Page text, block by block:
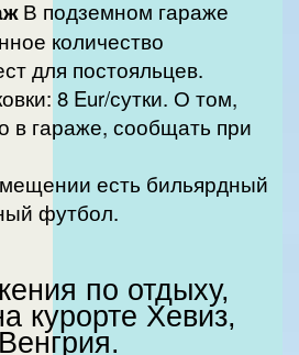
В подземном гараже
количество
для постояльцев.
О том,
футбол.
по отдыху,
курорте Хевиз,
Венгрия.